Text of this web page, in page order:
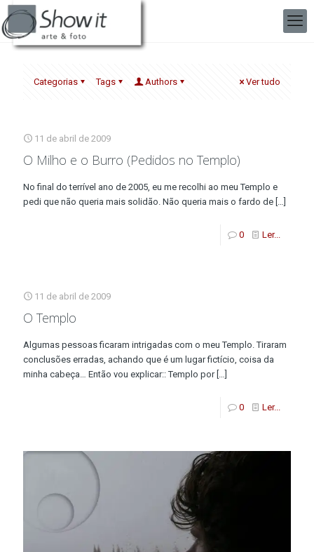
Categorias Tags Authors Ver tudo
11 de abril de 2009
O Milho e o Burro (Pedidos no Templo)
No final do terrível ano de 2005, eu me recolhi ao meu Templo e
pedi que não queria mais solidão. Não queria mais o fardo de […]
0 Ler...
11 de abril de 2009
O Templo
Algumas pessoas ficaram intrigadas com o meu Templo. Tiraram
conclusões erradas, achando que é um lugar fictício, coisa da
minha cabeça… Então vou explicar:: Templo por[…]
0 Ler...